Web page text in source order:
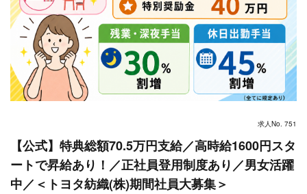
求人No. 751
【公式】特典総額70.5万円支給／高時給1600円スタ
ートで昇給あり！／正社員登用制度あり／男女活躍
中／＜トヨタ紡織(株)期間社員大募集＞